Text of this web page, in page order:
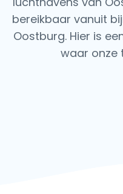
bereikbaar vanuit
Oostburg. Hier is
waar onze